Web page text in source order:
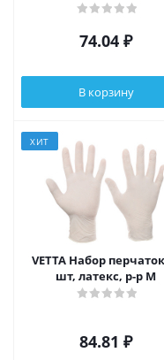
74.04 ₽
В корзину
ХИТ
VETTA Набор
шт, латекс, р-р M
84.81 ₽